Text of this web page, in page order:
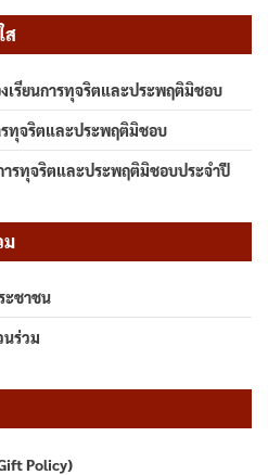
ส
เรียนการทุจริตและประพฤติมิชอบ
รทุจริตและประพฤติมิชอบ
ารทุจริตและประพฤติมิชอบประจำปี
ม
ะชาชน
นร่วม
Policy)